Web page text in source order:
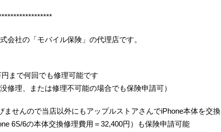
会社の「モバイル保険」の代理店です。
まで何回でも修理可能です
修理、または修理不可能の場合でも保険申請可）
ませんので当店以外にもアップルストアさんでiPhone本体を交換
6S/6の本体交換修理費用＝32,400円）も保険申請可能